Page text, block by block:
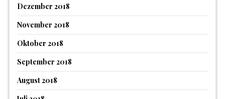
Dezember 2018
November 2018
Oktober 2018
September 2018
August 2018